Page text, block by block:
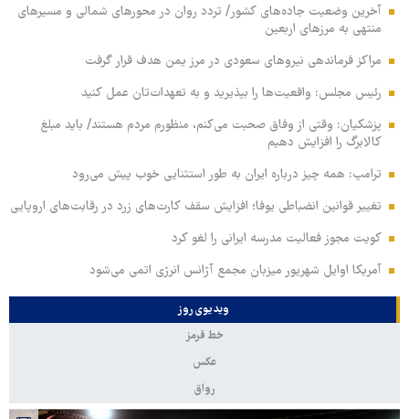
آخرین وضعیت جاده‌های کشور/ تردد روان در محورهای شمالی و مسیرهای
منتهی به مرزهای اربعین
مراکز فرماندهی نیروهای سعودی در مرز یمن هدف قرار گرفت
رئیس مجلس: واقعیت‌ها را بپذیرید و به تعهدات‌تان عمل کنید
پزشکیان: وقتی از وفاق صحبت می‌کنم، منظورم مردم هستند/ باید مبلغ
کالابرگ را افزایش دهیم
ترامپ: همه چیز درباره ایران به طور استثنایی خوب پیش می‌رود
تغییر قوانین انضباطی یوفا؛ افزایش سقف کارت‌های زرد در رقابت‌های اروپایی
کویت مجوز فعالیت مدرسه ایرانی را لغو کرد
آمریکا اوایل شهریور میزبان مجمع آژانس انرژی اتمی می‌شود
ویدیوی روز
خط قرمز
عکس
رواق